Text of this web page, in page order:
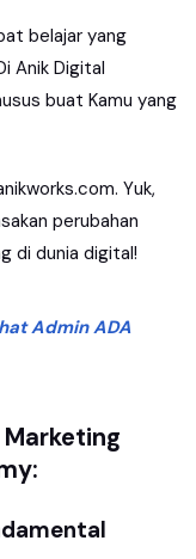
belajar yang
Anik Digital
buat Kamu yang
Yuk,
perubahan
di dunia digital!
Admin ADA